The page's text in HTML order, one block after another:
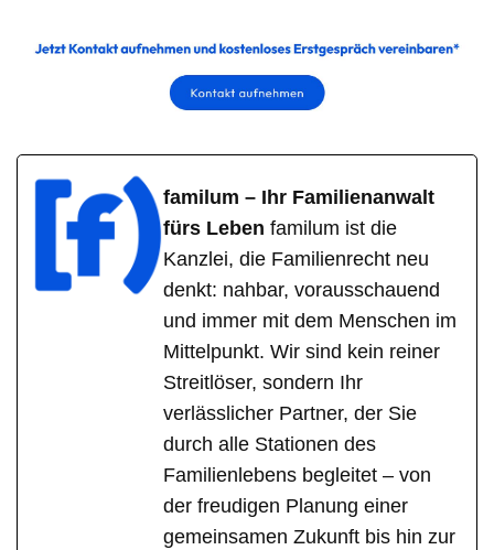
familum – Ihr Familienanwalt
fürs Leben familum ist die
Kanzlei, die Familienrecht neu
denkt: nahbar, vorausschauend
und immer mit dem Menschen im
Mittelpunkt. Wir sind kein reiner
Streitlöser, sondern Ihr
verlässlicher Partner, der Sie
durch alle Stationen des
Familienlebens begleitet – von
der freudigen Planung einer
gemeinsamen Zukunft bis hin zur